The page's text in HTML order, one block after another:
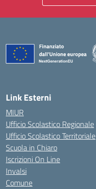
Link Esterni
MIUR
Ufficio Scolastico Regionale
Ufficio Scolastico Territoriale
Scuola in Chiaro
Iscrizioni On Line
Invalsi
Comune